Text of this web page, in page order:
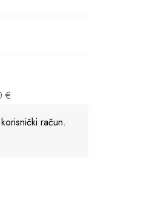
€
račun.